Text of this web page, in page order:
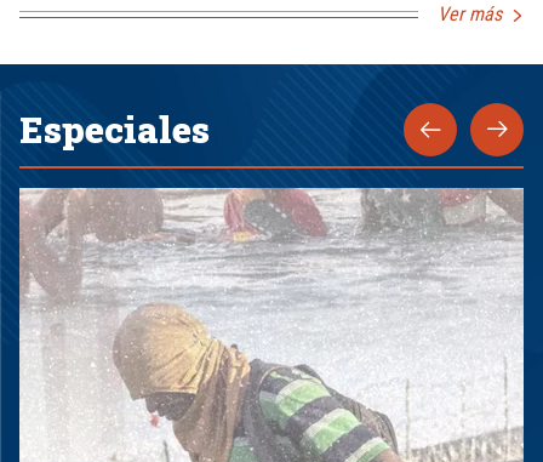
Ver más
Especiales